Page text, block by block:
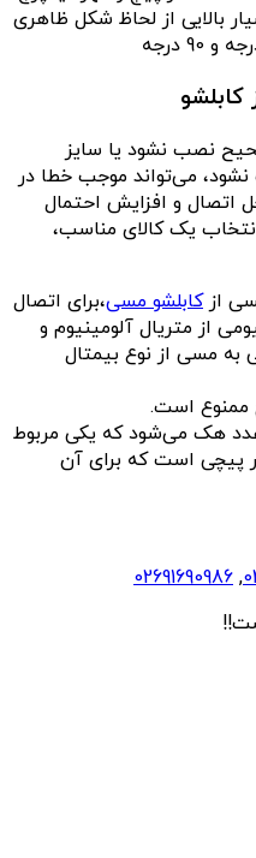
بالایی از لحاظ شکل ظاهری
کابلشو
نصب نشود یا سایز
می‌تواند موجب خطا در
اتصال و افزایش احتمال
یک کالای مناسب،
ازکابلشو مسی،برای اتصال
از متریال آلومینیوم و
به مسی از نوع بیمتال
ممنوع است.
هک می‌شود که یکی مربوط
پیچی است که برای آن
,
02691690986